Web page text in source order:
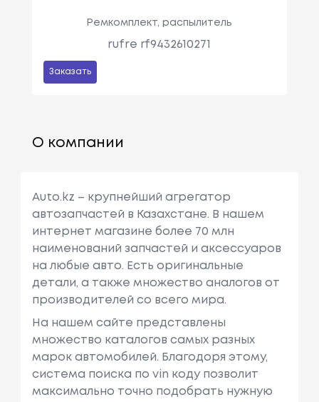
Ремкомплект, распылитель
rufre rf9432610271
Заказать
О компании
Auto.kz – крупнейший агрегатор
автозапчастей в Казахстане. В нашем
интернет магазине более 70 млн
наименований запчастей и аксессуаров
на любые авто. Есть оригинальные
детали, а также множество аналогов от
производителей со всего мира.
На нашем сайте представлены
множество каталогов самых разных
марок автомобилей. Благодоря этому,
система поиска по vin коду позволит
максимально точно подобрать нужную